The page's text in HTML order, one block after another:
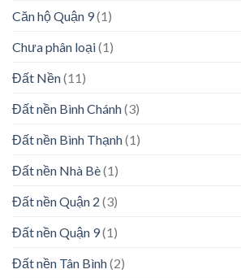
Căn hộ Quận 9(1)
Chưa phân loại(1)
Đất Nền(11)
Đất nền Bình Chánh(3)
Đất nền Bình Thạnh(1)
Đất nền Nhà Bè(1)
Đất nền Quận 2 (3)
Đất nền Quận 9(1)
Đất nền Tân Bình(2)